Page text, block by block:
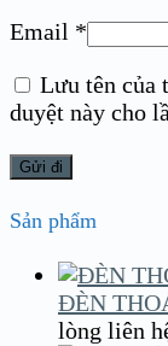
Email *
Lưu tên của
duyệt này cho
Sản phẩm
ĐÈN
lòng liên